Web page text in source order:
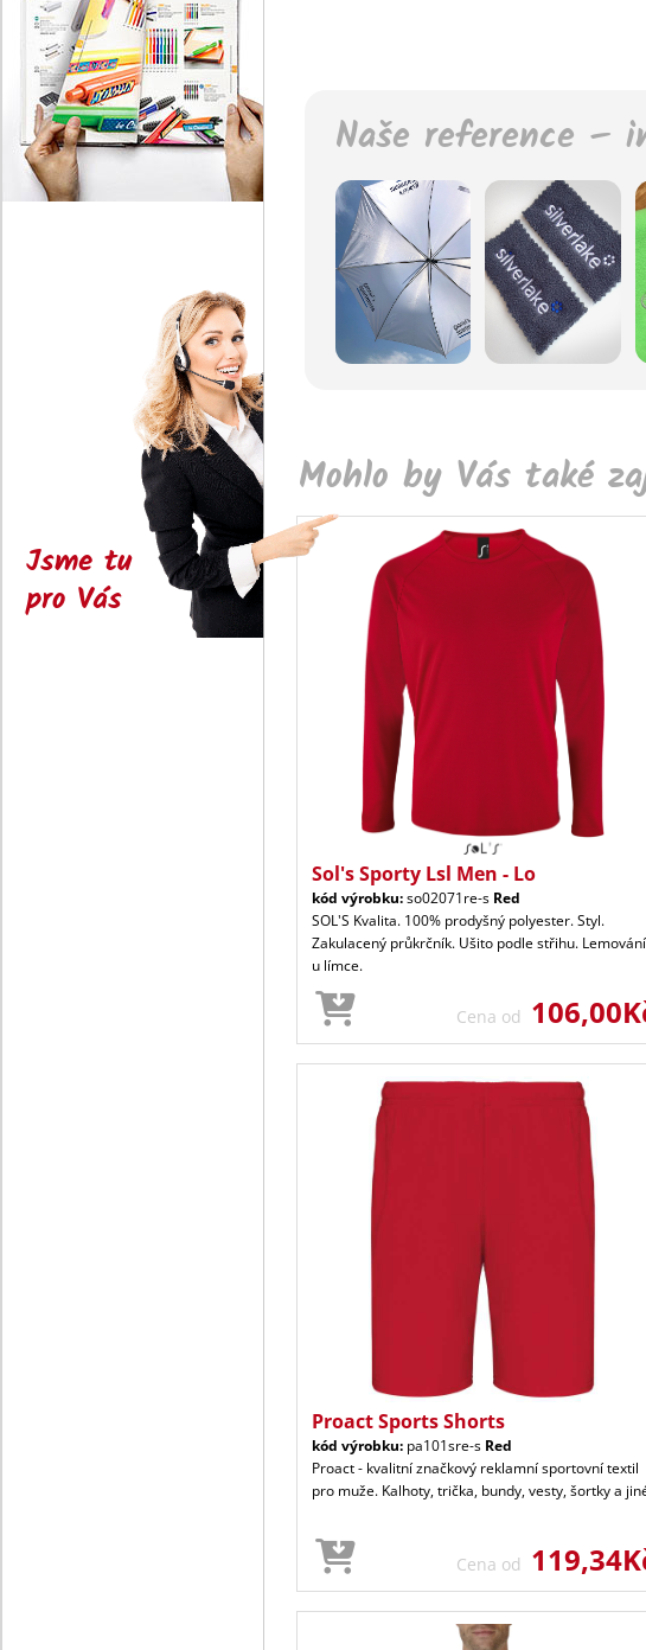
Jsme tu
pro Vás
Naše reference –
Mohlo by Vás také
Sol's Sporty Lsl Men - Lo
kód výrobku:so02071re-s Red
SOL'S Kvalita. 100% prodyšný polyester. Styl.
Zakulacený průkrčník. Ušito podle střihu. Lemování
u límce.
Cena od
Proact Sports Shorts
kód výrobku: pa101sre-s Red
Proact - kvalitní značkový reklamní sportovní textil
pro muže. Kalhoty, trička, bundy, vesty, šortky a
Cena od